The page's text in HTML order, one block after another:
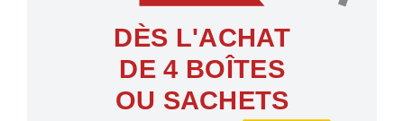
DÈS L'ACHAT
DE 4 BOÎTES
OU SACHETS